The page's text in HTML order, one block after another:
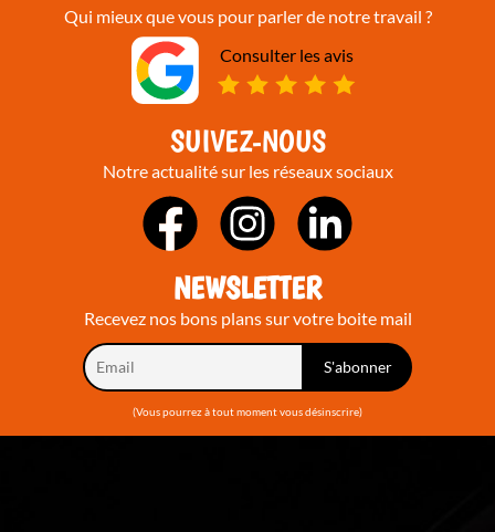
Qui mieux que vous pour parler de notre travail ?
Consulter les avis
SUIVEZ-NOUS
Notre actualité sur les réseaux sociaux
NEWSLETTER
Recevez nos bons plans sur votre boite mail
(Vous pourrez à tout moment vous désinscrire)